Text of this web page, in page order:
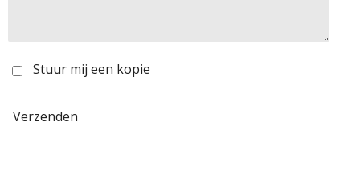
Stuur mij een kopie
Verzenden